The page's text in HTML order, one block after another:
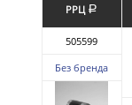
РРЦ a
505599
Без бренда